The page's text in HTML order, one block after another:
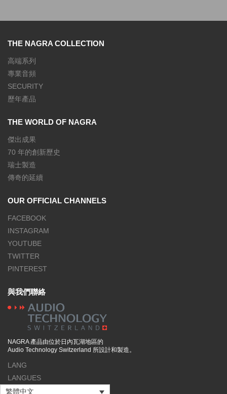
THE NAGRA COLLECTION
高端系列
專業音頻
SECURITY
歷年產品
THE WORLD OF NAGRA
傑出成果
70 年的創新歷史
瑞士製造
傳奇的延續
OUR OFFICIAL CHANNELS
FACEBOOK
INSTAGRAM
YOUTUBE
TWITTER
PINTEREST
與我們聯絡
NAGRA 產品由位於日內瓦湖地區的
Audio Technology Switzerland 所設計和製造。
LANG
LANGUES
繁體中文